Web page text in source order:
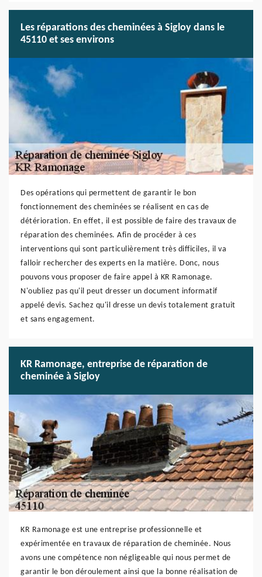
Les réparations des cheminées à Sigloy dans le
45110 et ses environs
Des opérations qui permettent de garantir le bon
fonctionnement des cheminées se réalisent en cas de
détérioration. En effet, il est possible de faire des travaux de
réparation des cheminées. Afin de procéder à ces
interventions qui sont particulièrement très difficiles, il va
falloir rechercher des experts en la matière. Donc, nous
pouvons vous proposer de faire appel à KR Ramonage.
N'oubliez pas qu'il peut dresser un document informatif
appelé devis. Sachez qu'il dresse un devis totalement gratuit
et sans engagement.
KR Ramonage, entreprise de réparation de
cheminée à Sigloy
KR Ramonage est une entreprise professionnelle et
expérimentée en travaux de réparation de cheminée. Nous
avons une compétence non négligeable qui nous permet de
garantir le bon déroulement ainsi que la bonne réalisation de